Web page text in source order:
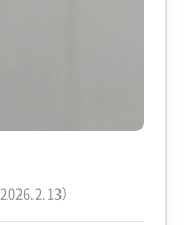
2026.2.13）